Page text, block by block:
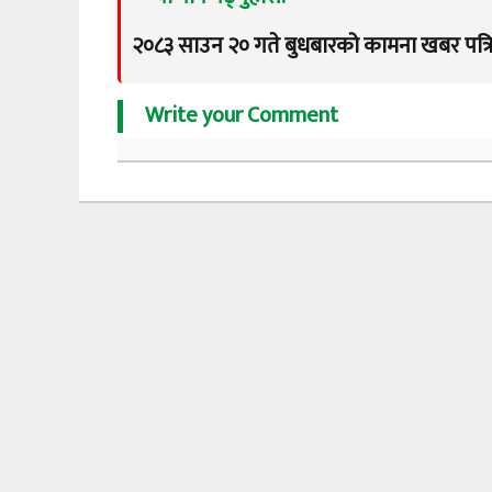
२०८३ साउन २० गते बुधबारको कामना खबर
Write your Comment